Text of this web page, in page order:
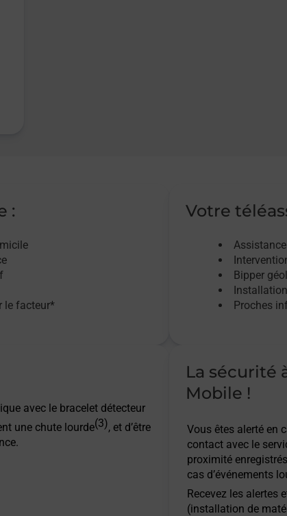
:
le facteur*
Votre
Bipper
Proches
avec le bracelet détecteur
une chute lourde(3), et d’être
La sécurité
Mobile !
Vous êtes alerté en
contact avec le
proximité
cas d’événements
Recevez les alertes
(installation de